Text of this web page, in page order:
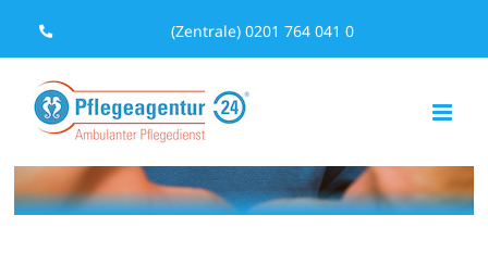
Inhalt
springen
(Zentrale) 0201 764 041 0